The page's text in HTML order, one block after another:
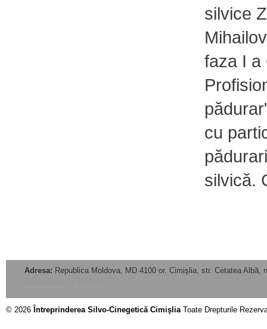
silvice
faza I a
cu
silvică.
Adresa: Republica Moldova, MD 4100 or. Cimişlia, str. Cetatea Albă,
© 2026 Întreprinderea Silvo-Cinegetică CimişliaToate Drepturile